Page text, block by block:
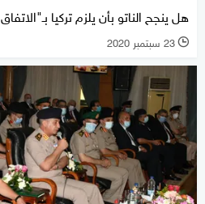
هل ينجح الناتو بأن يلزم تركيا
l 23 سبتمبر 2020